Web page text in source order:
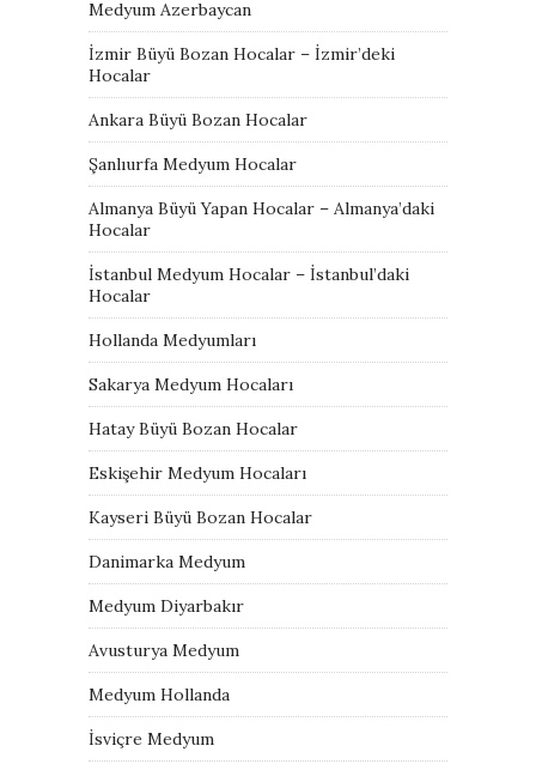
Medyum Azerbaycan
İzmir Büyü Bozan Hocalar – İzmir’deki
Hocalar
Ankara Büyü Bozan Hocalar
Şanlıurfa Medyum Hocalar
Almanya Büyü Yapan Hocalar – Almanya’daki
Hocalar
İstanbul Medyum Hocalar – İstanbul’daki
Hocalar
Hollanda Medyumları
Sakarya Medyum Hocaları
Hatay Büyü Bozan Hocalar
Eskişehir Medyum Hocaları
Kayseri Büyü Bozan Hocalar
Danimarka Medyum
Medyum Diyarbakır
Avusturya Medyum
Medyum Hollanda
İsviçre Medyum